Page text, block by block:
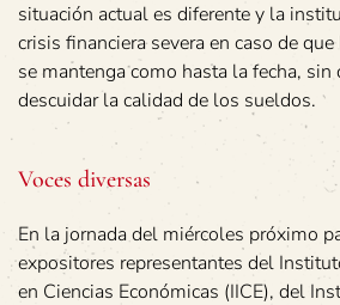
situación actual es diferente y la
crisis financiera severa en caso de
se mantenga como hasta la fecha,
descuidar la calidad de los sueldos.
Voces diversas
En la jornada del miércoles próximo
expositores representantes del
en Ciencias Económicas (IICE), del